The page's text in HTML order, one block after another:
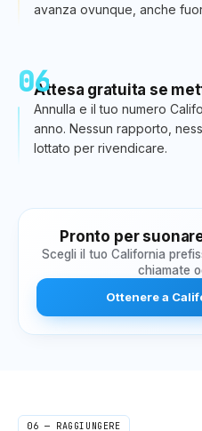
avanza ovunque, anche
06Attesa gratuita se
Annulla e il tuo numero
anno. Nessun rapporto,
lottato per rivendicare.
Pronto per
Scegli il tuo California
chiamate
Ottenerea
06 — RAGGIUNGERE